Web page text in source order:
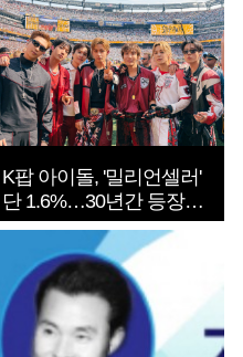
K팝 아이돌, '밀리언셀러'
단 1.6%…30년간 등장
1182개팀 전수조사